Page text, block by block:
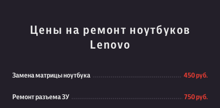
Цены на ремонт ноутбуков
Lenovo
Замена матрицы ноутбука 450 руб.
Ремонт разъема ЗУ 750 руб.